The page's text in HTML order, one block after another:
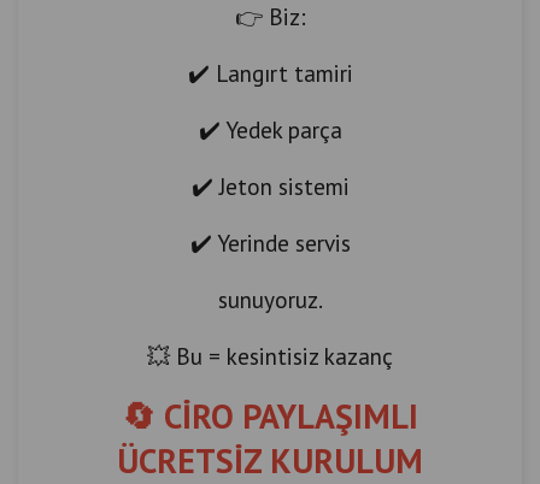
👉 Biz:
✔️ Langırt tamiri
✔️ Yedek parça
✔️ Jeton sistemi
✔️ Yerinde servis
sunuyoruz.
💥 Bu = kesintisiz kazanç
🔄 CİRO PAYLAŞIMLI
ÜCRETSİZ KURULUM